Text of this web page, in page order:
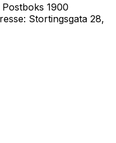
Postboks 1900
Stortingsgata 28,